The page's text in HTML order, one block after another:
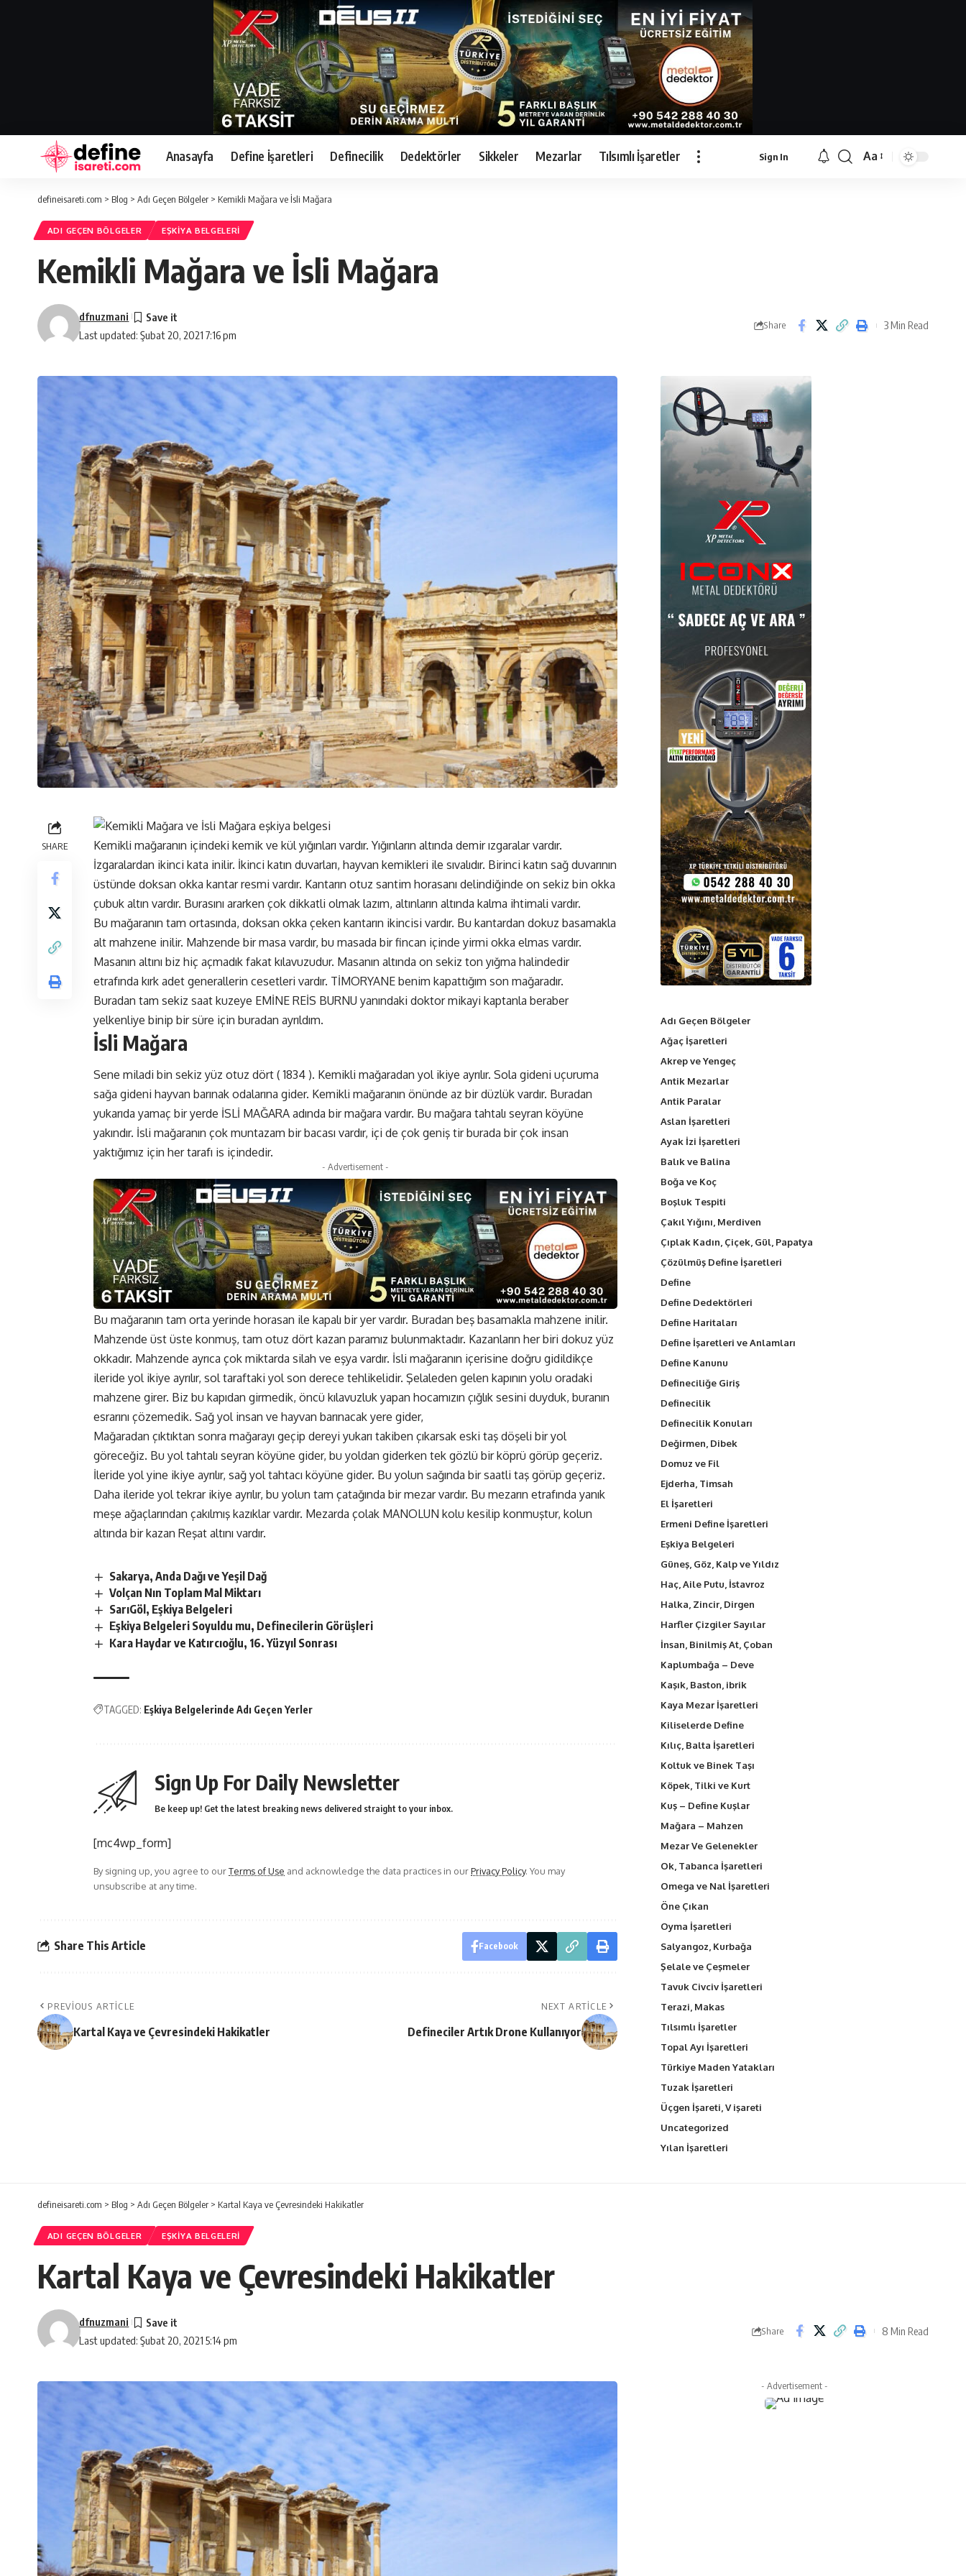
Anasayfa Define İşaretleri Definecilik Dedektörler Sikkeler Mezarlar Tılsımlı İşaretler Sign In
Font
Aa
defineisareti.com > Blog > Adı Geçen Bölgeler > Kemikli Mağara ve İsli Mağara
ADI GEÇEN BÖLGELER EŞKIYA BELGELERI
Kemikli Mağara ve İsli Mağara
Last updated: Şubat 20, 2021 7:16 pm
dfnuzmani
Share 3 Min Read
SHARE
Kemikli mağaranın içindeki kemik ve kül yığınları vardır. Yığınların altında demir ızgaralar vardır.
İzgaralardan ikinci kata inilir. İkinci katın duvarları, hayvan kemikleri ile sıvalıdır. Birinci katın sağ duvarının
üstünde doksan okka kantar resmi vardır. Kantarın otuz santim horasanı delindiğinde on sekiz bin okka
çubuk altın vardır. Burasını ararken çok dikkatli olmak lazım, altınların altında kalma ihtimali vardır.
Bu mağaranın tam ortasında, doksan okka çeken kantarın ikincisi vardır. Bu kantardan dokuz basamakla
alt mahzene inilir. Mahzende bir masa vardır, bu masada bir fincan içinde yirmi okka elmas vardır.
Masanın altını biz hiç açmadık fakat kılavuzudur. Masanın altında on sekiz ton yığma halindedir
etrafında kırk adet generallerin cesetleri vardır. TİMORYANE benim kapattığım son mağaradır.
Buradan tam sekiz saat kuzeye EMİNE REİS BURNU yanındaki doktor mikayi kaptanla beraber
yelkenliye binip bir süre için buradan ayrıldım.
İsli Mağara
Sene miladi bin sekiz yüz otuz dört ( 1834 ). Kemikli mağaradan yol ikiye ayrılır. Sola gideni uçuruma
sağa gideni hayvan barınak odalarına gider. Kemikli mağaranın önünde az bir düzlük vardır. Buradan
yukarıda yamaç bir yerde İSLİ MAĞARA adında bir mağara vardır. Bu mağara tahtalı seyran köyüne
yakındır. İsli mağaranın çok muntazam bir bacası vardır, içi de çok geniş tir burada bir çok insan
yaktığımız için her tarafı is içindedir.
- Advertisement -
Bu mağaranın tam orta yerinde horasan ile kapalı bir yer vardır. Buradan beş basamakla mahzene inilir.
Mahzende üst üste konmuş, tam otuz dört kazan paramız bulunmaktadır. Kazanların her biri dokuz yüz
okkadır. Mahzende ayrıca çok miktarda silah ve eşya vardır. İsli mağaranın içerisine doğru gidildikçe
ileride yol ikiye ayrılır, sol taraftaki yol son derece tehlikelidir. Şelaleden gelen kapının yolu oradaki
mahzene girer. Biz bu kapıdan girmedik, öncü kılavuzluk yapan hocamızın çığlık sesini duyduk, buranın
esrarını çözemedik. Sağ yol insan ve hayvan barınacak yere gider,
Mağaradan çıktıktan sonra mağarayı geçip dereyi yukarı takiben çıkarsak eski taş döşeli bir yol
göreceğiz. Bu yol tahtalı seyran köyüne gider, bu yoldan giderken tek gözlü bir köprü görüp geçeriz.
İleride yol yine ikiye ayrılır, sağ yol tahtacı köyüne gider. Bu yolun sağında bir saatli taş görüp geçeriz.
Daha ileride yol tekrar ikiye ayrılır, bu yolun tam çatağında bir mezar vardır. Bu mezarın etrafında yanık
meşe ağaçlarından çakılmış kazıklar vardır. Mezarda çolak MANOLUN kolu kesilip konmuştur, kolun
altında bir kazan Reşat altını vardır.
Sakarya, Anda Dağı ve Yeşil Dağ
Volçan Nın Toplam Mal Miktarı
SarıGöl, Eşkiya Belgeleri
Eşkiya Belgeleri Soyuldu mu, Definecilerin Görüşleri
Kara Haydar ve Katırcıoğlu, 16. Yüzyıl Sonrası
TAGGED: Eşkiya Belgelerinde Adı Geçen Yerler
Sign Up For Daily Newsletter
Be keep up! Get the latest breaking news delivered straight to your inbox.
[mc4wp_form]
By signing up, you agree to ourTerms of Use and acknowledge the data practices in ourPrivacy Policy. You may
unsubscribe at any time.
Share This Article Facebook
PREVIOUS ARTICLE
Kartal Kaya ve Çevresindeki Hakikatler
NEXT ARTICLE
Defineciler Artık Drone Kullanıyor
Adı Geçen Bölgeler
Ağaç İşaretleri
Akrep ve Yengeç
Antik Mezarlar
Antik Paralar
Aslan İşaretleri
Ayak İzi İşaretleri
Balık ve Balina
Boğa ve Koç
Boşluk Tespiti
Çakıl Yığını, Merdiven
Çıplak Kadın, Çiçek, Gül, Papatya
Çözülmüş Define İşaretleri
Define
Define Dedektörleri
Define Haritaları
Define İşaretleri ve Anlamları
Define Kanunu
Defineciliğe Giriş
Definecilik
Definecilik Konuları
Değirmen, Dibek
Domuz ve Fil
Ejderha, Timsah
El İşaretleri
Ermeni Define İşaretleri
Eşkiya Belgeleri
Güneş, Göz, Kalp ve Yıldız
Haç, Aile Putu, İstavroz
Halka, Zincir, Dirgen
Harfler Çizgiler Sayılar
İnsan, Binilmiş At, Çoban
Kaplumbağa – Deve
Kaşık, Baston, ibrik
Kaya Mezar İşaretleri
Kiliselerde Define
Kılıç, Balta İşaretleri
Koltuk ve Binek Taşı
Köpek, Tilki ve Kurt
Kuş – Define Kuşlar
Mağara – Mahzen
Mezar Ve Gelenekler
Ok, Tabanca İşaretleri
Omega ve Nal İşaretleri
Öne Çıkan
Oyma İşaretleri
Salyangoz, Kurbağa
Şelale ve Çeşmeler
Tavuk Civciv İşaretleri
Terazi, Makas
Tılsımlı İşaretler
Topal Ayı İşaretleri
Türkiye Maden Yatakları
Tuzak İşaretleri
Üçgen İşareti, V işareti
Uncategorized
Yılan İşaretleri
defineisareti.com > Blog > Adı Geçen Bölgeler > Kartal Kaya ve Çevresindeki Hakikatler
ADI GEÇEN BÖLGELER EŞKIYA BELGELERI
Kartal Kaya ve Çevresindeki Hakikatler
Last updated: Şubat 20, 2021 5:14 pm
dfnuzmani
Share 8 Min Read
- Advertisement -